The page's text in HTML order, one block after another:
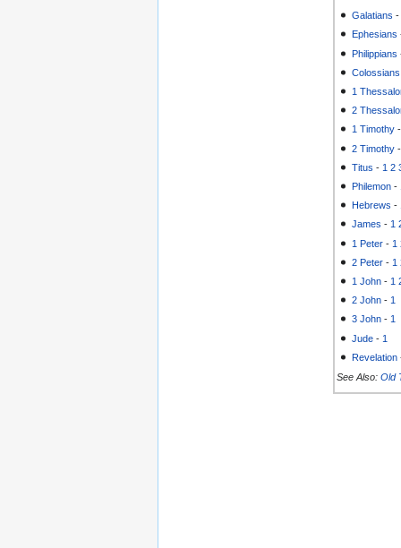
Galatians
Ephesians
Philippians
Colossians
1
2
1 Timothy
2 Timothy
Titus - 1 2
Philemon -
Hebrews -
James -1
1 Peter - 1
2 Peter - 1
1 John - 1
2 John - 1
3 John -1
Jude - 1
Revelation
See Also: Old